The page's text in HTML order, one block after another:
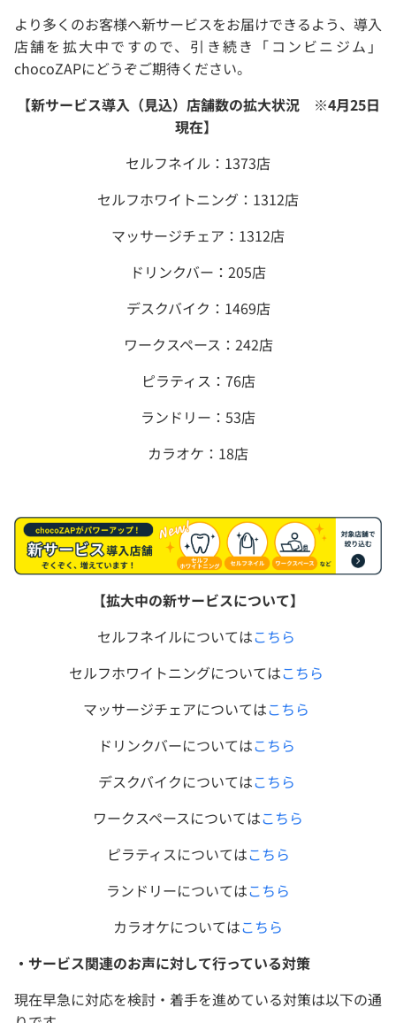
より多くのお客様へ新サービスをお届けできるよう、導入
店舗を拡大中ですので、引き続き「コンビニジム」
chocoZAPにどうぞご期待ください。
【新サービス導入（見込）店舗数の拡大状況 ※4月25日
現在】
セルフネイル：1373店
セルフホワイトニング：1312店
マッサージチェア：1312店
ドリンクバー：205店
デスクバイク：1469店
ワークスペース：242店
ピラティス：76店
ランドリー：53店
カラオケ：18店
【拡大中の新サービスについて】
セルフネイルについてはこちら
セルフホワイトニングについてはこちら
マッサージチェアについてはこちら
ドリンクバーについてはこちら
デスクバイクについてはこちら
ワークスペースについてはこちら
ピラティスについてはこちら
ランドリーについてはこちら
カラオケについてはこちら
・サービス関連のお声に対して行っている対策
現在早急に対応を検討・着手を進めている対策は以下の通